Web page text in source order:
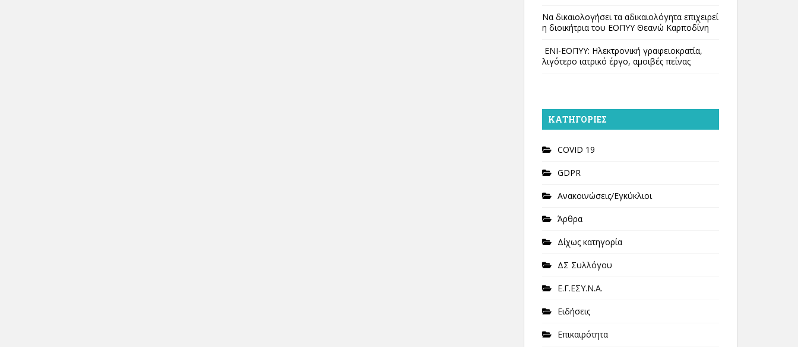
Να δικαιολογήσει τα αδικαιολόγητα επιχειρεί
η διοικήτρια του ΕΟΠΥΥ Θεανώ Καρποδίνη
ΕΝΙ-ΕΟΠΥΥ: Ηλεκτρονική γραφειοκρατία,
λιγότερο ιατρικό έργο, αμοιβές πείνας
KΑΤΗΓΟΡΊΕΣ
COVID 19
GDPR
Ανακοινώσεις/Εγκύκλιοι
Άρθρα
Δίχως κατηγορία
ΔΣ Συλλόγου
Ε.Γ.ΕΣΥ.Ν.Α.
Ειδήσεις
Επικαιρότητα